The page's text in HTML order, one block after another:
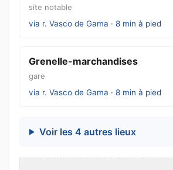
site notable
via r. Vasco de Gama · 8 min à pied
Grenelle-marchandises
gare
via r. Vasco de Gama · 8 min à pied
Voir les 4 autres lieux